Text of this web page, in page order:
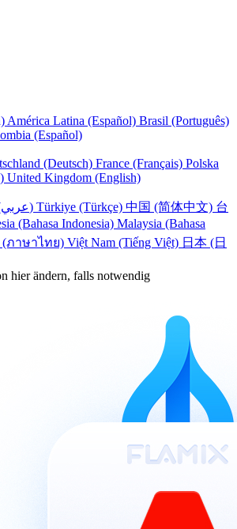
América Latina (Español) Brasil (Português)
(Español)
(Deutsch) France (Français) Polska
United Kingdom (English)
UAE (عربي) Türkiye (Türkçe) 中国 (简体中文) 台
(Bahasa Indonesia) Malaysia (Bahasa
(ภาษาไทย) Việt Nam (Tiếng Việt) 日本 (日
hier ändern, falls notwendig